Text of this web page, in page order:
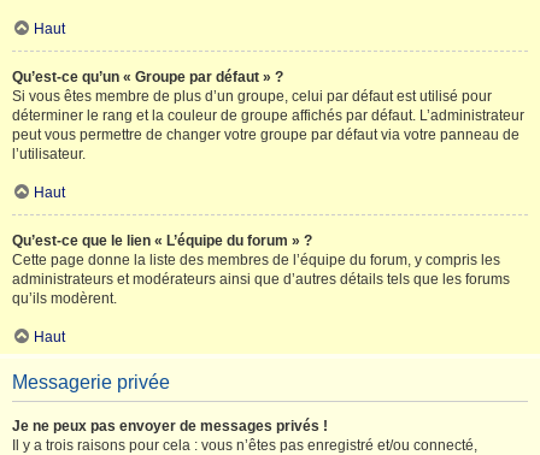
Haut
Qu’est-ce qu’un « Groupe par défaut » ?
Si vous êtes membre de plus d’un groupe, celui par défaut est utilisé pour
déterminer le rang et la couleur de groupe affichés par défaut. L’administrateur
peut vous permettre de changer votre groupe par défaut via votre panneau de
l’utilisateur.
Haut
Qu’est-ce que le lien « L’équipe du forum » ?
Cette page donne la liste des membres de l’équipe du forum, y compris les
administrateurs et modérateurs ainsi que d’autres détails tels que les forums
qu’ils modèrent.
Haut
Messagerie privée
Je ne peux pas envoyer de messages privés !
Il y a trois raisons pour cela : vous n’êtes pas enregistré et/ou connecté,